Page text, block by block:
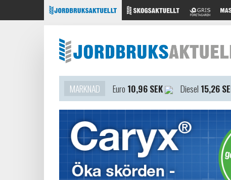
MARKNAD Euro 10,96 SEK Diesel 15,26